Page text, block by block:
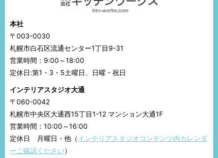
本社
〒003-0030
札幌市白石区流通センター1丁目9-31
営業時間：9:00～18:00
定休日:第1・3・5土曜日、日曜・祝日
インテリアスタジオ大通
〒060-0042
札幌市中央区大通西15丁目1-12 マンション大通1F
営業時間：10:00～16:00
定休日 月曜日・他（インテリアスタジオコンテンツ内カレンダ
ーご確認ください）